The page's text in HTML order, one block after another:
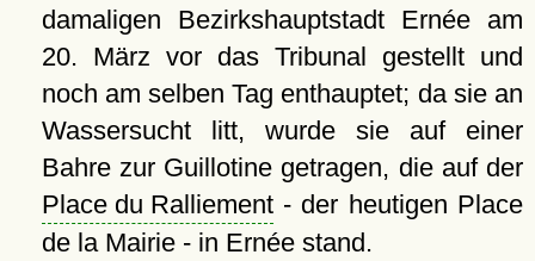
damaligen Bezirkshauptstadt Ernée am
20. März vor das Tribunal gestellt und
noch am selben Tag enthauptet; da sie an
Wassersucht litt, wurde sie auf einer
Bahre zur Guillotine getragen, die auf der
Place du Ralliement- der heutigen Place
de la Mairie - in Ernée stand.